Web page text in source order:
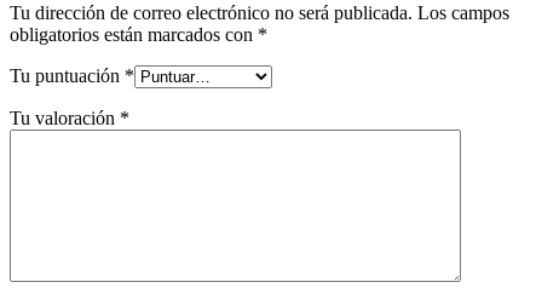
Tu dirección de correo electrónico no será publicada. Los campos
obligatorios están marcados con *
Tu puntuación *
Tu valoración *